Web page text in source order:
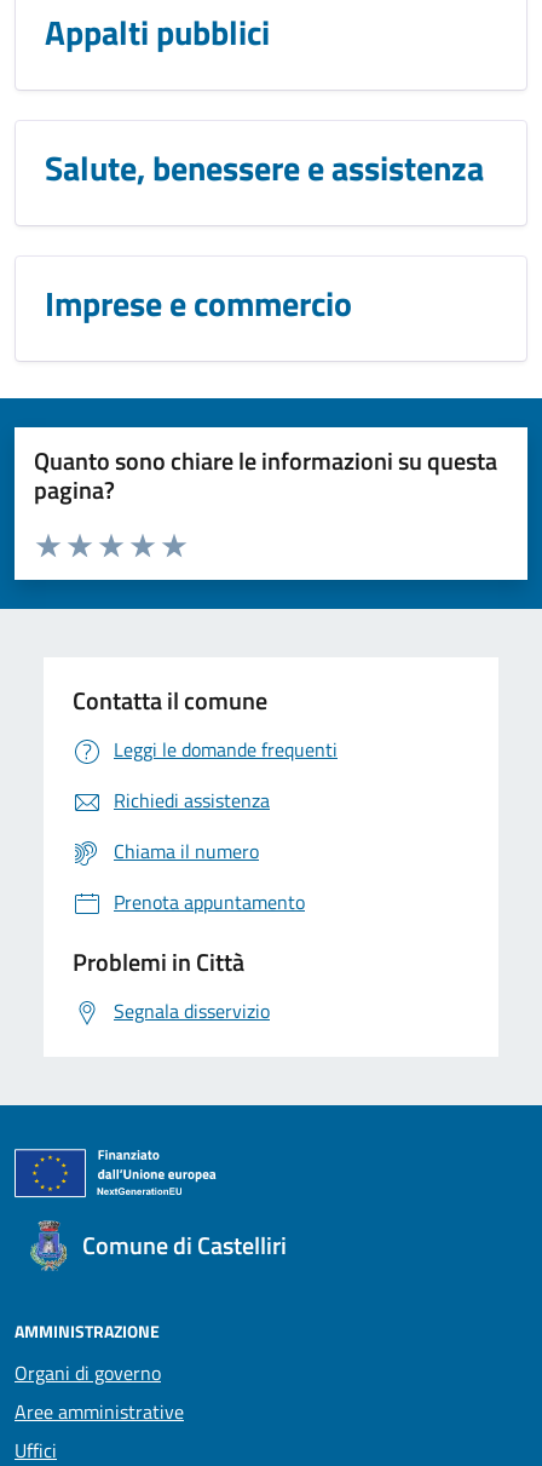
Appalti pubblici
Salute, benessere e assistenza
Imprese e commercio
Quanto sono chiare le informazioni su questa
pagina?
Domanda
Valuta da 1 a 5 stelle la pagina
Valuta 5 stelle su 5
Valuta 4 stelle su 5
Valuta 3 stelle su 5
Valuta 2 stelle su 5
Valuta 1 stelle su 5
Contatta il comune
Leggi le domande frequenti
Richiedi assistenza
Chiama il numero
Prenota appuntamento
Problemi in Città
Segnala disservizio
Comune di Castelliri
AMMINISTRAZIONE
Organi di governo
Aree amministrative
Uffici